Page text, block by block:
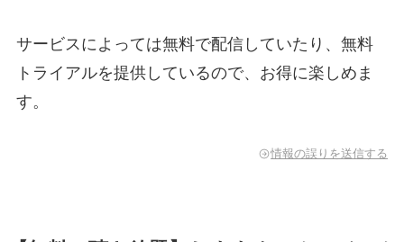
サービスによっては無料で配信していたり、無料
トライアルを提供しているので、お得に楽しめま
す。
情報の誤りを送信する